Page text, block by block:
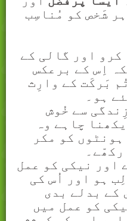
شَخص کو مُناسِب
کرو اور گالی کے
اِس کے برعکس
بَرکَت کے وارِث
ہو۔
سے خُوش
چاہے وہ
کو مکر
اور نیکی کو عمل
ہو اور اُس کی
کے بدلے بدی
کو عمل ميں